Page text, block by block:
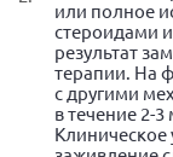
Документы
Первый
Второй съезд
Третий съезд
или полное
стероидами
результат
терапии. На
с другими
в течение 2-
Клиническое